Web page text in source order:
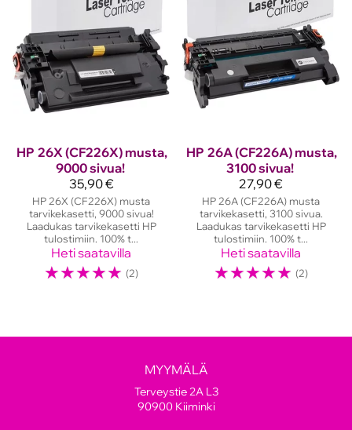
HP 26X (CF226X) musta,
9000 sivua!
35,90 €
HP 26X (CF226X) musta
tarvikekasetti, 9000 sivua!
Laadukas tarvikekasetti HP
tulostimiin. 100% t...
Heti saatavilla
☆☆☆☆☆ (2)
HP 26A (CF226A) musta,
3100 sivua!
27,90 €
HP 26A (CF226A) musta
tarvikekasetti, 3100 sivua.
Laadukas tarvikekasetti HP
tulostimiin. 100% t...
Heti saatavilla
☆☆☆☆☆ (2)
MYYMÄLÄ
Terveystie 2A L3
90900 Kiiminki